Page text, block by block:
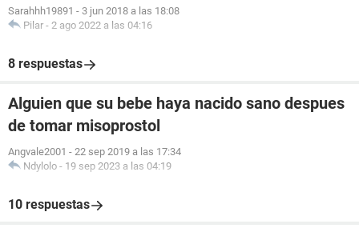
Sarahhh19891 - 3 jun 2018 a las 18:08
Pilar - 2 ago 2022 a las 04:16
8 respuestas
Alguien que su bebe haya nacido sano despues
de tomar misoprostol
Angvale2001 - 22 sep 2019 a las 17:34
Ndylolo - 19 sep 2023 a las 04:19
10 respuestas